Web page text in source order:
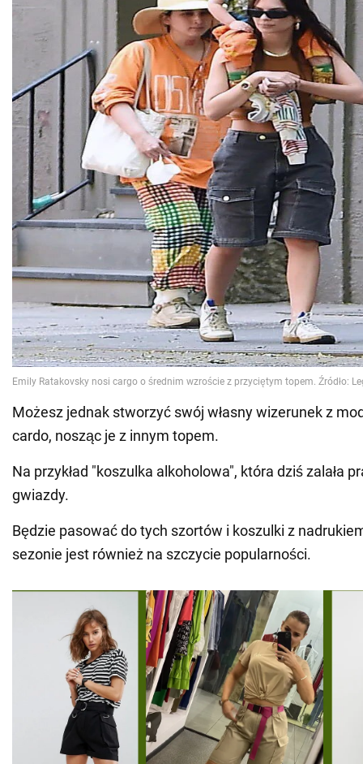
Możesz jednak stworzyć swój własny wizerunek z
cardo, nosząc je z innym topem.
Na przykład "koszulka alkoholowa", która dziś zalała
gwiazdy.
Będzie pasować do tych szortów i koszulki z
sezonie jest również na szczycie popularności.